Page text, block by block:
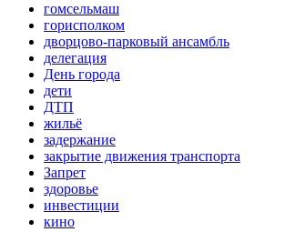
гомсельмаш
горисполком
дворцово-парковый ансамбль
делегация
День города
дети
ДТП
жильё
задержание
закрытие движения транспорта
Запрет
здоровье
инвестиции
кино